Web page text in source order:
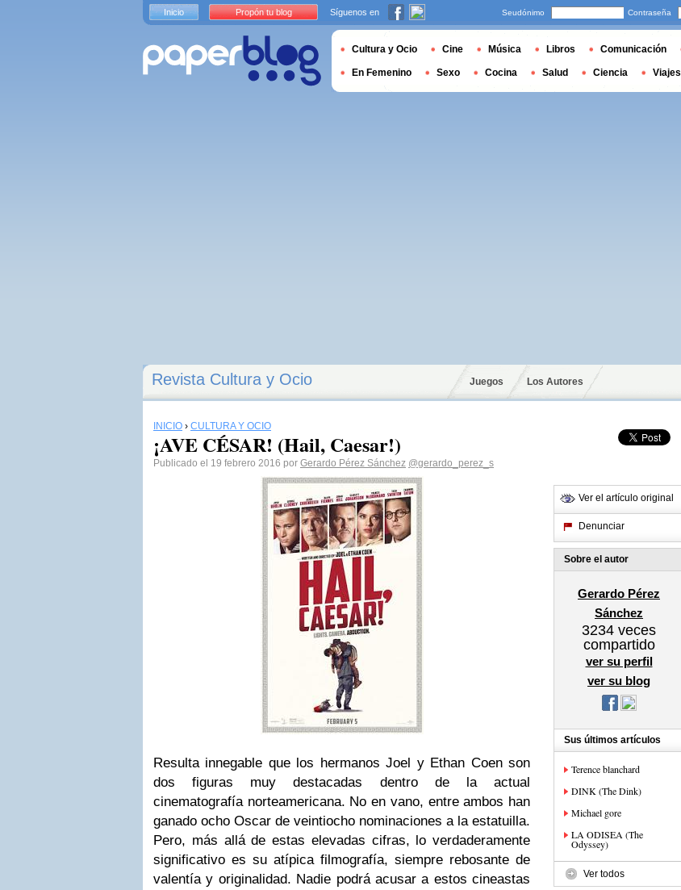
Revista Cultura y Ocio Juegos Los Autores
INICIO › CULTURA Y OCIO
¡AVE CÉSAR! (Hail, Caesar!)
Publicado el 19 febrero 2016 por Gerardo Pérez Sánchez @gerardo_perez_s
Resulta innegable que los hermanos Joel y Ethan Coen son
dos figuras muy destacadas dentro de la actual
cinematografía norteamericana. No en vano, entre ambos han
ganado ocho Oscar de veintiocho nominaciones a la estatuilla.
Pero, más allá de estas elevadas cifras, lo verdaderamente
significativo es su atípica filmografía, siempre rebosante de
valentía y originalidad. Nadie podrá acusar a estos cineastas
Ver el artículo original
Denunciar
Sobre el autor
Gerardo Pérez
Sánchez
3234 veces
compartido
ver su perfil
ver su blog
Sus últimos artículos
Terence blanchard
DINK (The Dink)
Michael gore
LA ODISEA (The
Odyssey)
Ver todos
Inicio Propón tu blog Síguenos en Seudónimo Contraseña
Cultura y Ocio Cine Música Libros Comunicación
En Femenino Sexo Cocina Salud Ciencia Viajes